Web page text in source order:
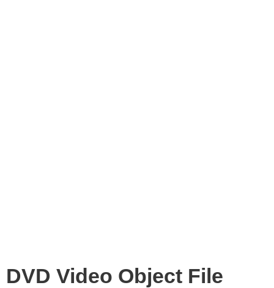
DVD Video Object File